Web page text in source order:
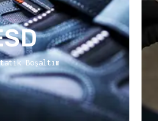
Boşaltım